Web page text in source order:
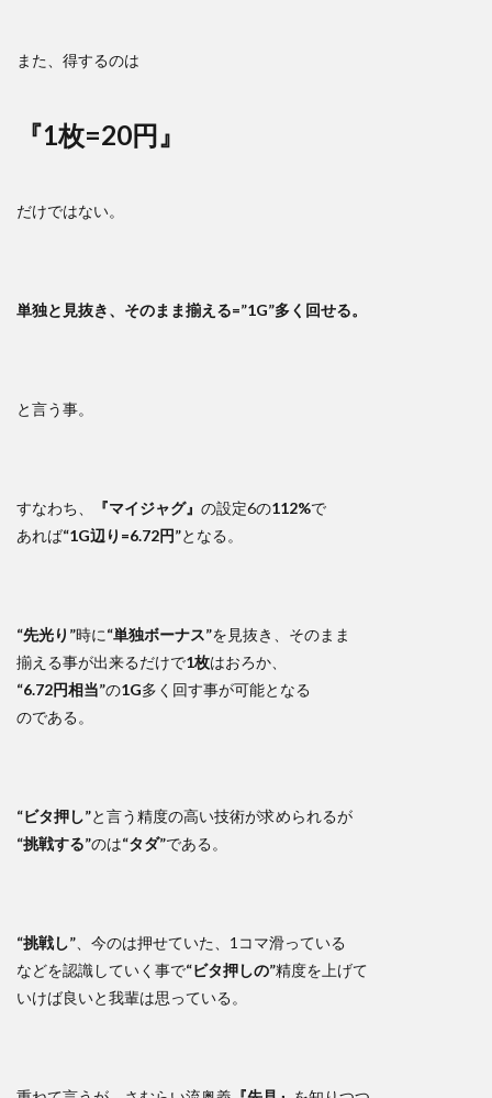
また、得するのは
『1枚=20円』
だけではない。
単独と見抜き、そのまま揃える=”1G”多く回せる。
と言う事。
すなわち、 『マイジャグ』 の設定6の112%で
あれば“1G辺り=6.72円”となる。
“先光り”時に“単独ボーナス”を見抜き、そのまま
揃える事が出来るだけで1枚はおろか、
“6.72円相当”の1G多く回す事が可能となる
のである。
“ビタ押し”と言う精度の高い技術が求められるが
“挑戦する”のは“タダ”である。
“挑戦し” 、今のは押せていた、1コマ滑っている
などを認識していく事で“ビタ押しの”精度を上げて
いけば良いと我輩は思っている。